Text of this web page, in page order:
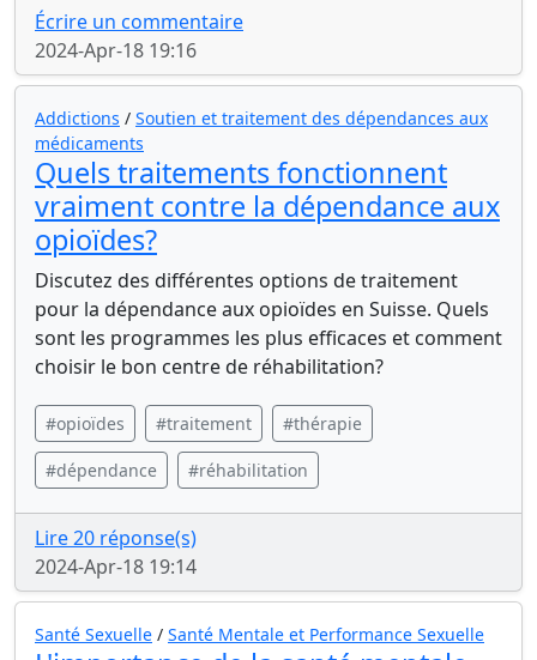
Écrire un commentaire
2024-Apr-18 19:16
Addictions / Soutien et traitement des dépendances aux
médicaments
Quels traitements fonctionnent
vraiment contre la dépendance aux
opioïdes?
Discutez des différentes options de traitement
pour la dépendance aux opioïdes en Suisse. Quels
sont les programmes les plus efficaces et comment
choisir le bon centre de réhabilitation?
#opioïdes #traitement #thérapie
#dépendance #réhabilitation
Lire 20 réponse(s)
2024-Apr-18 19:14
Santé Sexuelle / Santé Mentale et Performance Sexuelle